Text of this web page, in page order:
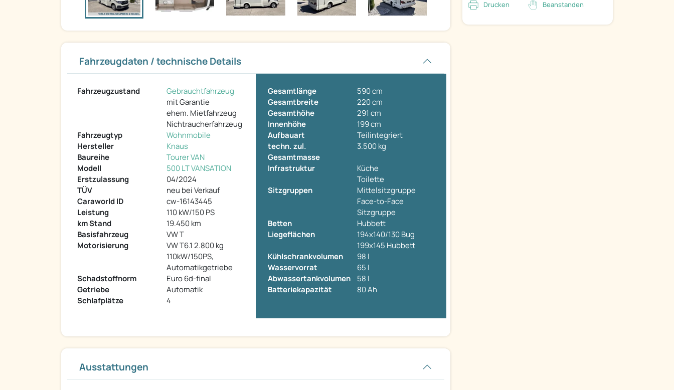
Fahrzeugdaten / technische Details
Fahrzeugzustand
Gebrauchtfahrzeug
mit Garantie
ehem. Mietfahrzeug
Nichtraucherfahrzeug
Fahrzeugtyp
Wohnmobile
Hersteller
Knaus
Baureihe
Tourer VAN
Modell
500 LT VANSATION
Erstzulassung
04/2024
TÜV
neu bei Verkauf
Caraworld ID
cw-16143445
Leistung
110 kW/150 PS
km Stand
19.450 km
Basisfahrzeug
VW T
Motorisierung
VW T6.1 2.800 kg
110kW/150PS,
Automatikgetriebe
Schadstoffnorm
Euro 6d-final
Getriebe
Automatik
Schlafplätze
4
Gesamtlänge
590 cm
Gesamtbreite
220 cm
Gesamthöhe
291 cm
Innenhöhe
199 cm
Aufbauart
Teilintegriert
techn. zul.
Gesamtmasse
3.500 kg
Infrastruktur
Küche
Toilette
Sitzgruppen
Mittelsitzgruppe
Face-to-Face
Sitzgruppe
Betten
Hubbett
Liegeflächen
194x140/130 Bug
199x145 Hubbett
Kühlschrankvolumen
98 l
Wasservorrat
65 l
Abwassertankvolumen
58 l
Batteriekapazität
80 Ah
Ausstattungen
Drucken Beanstanden